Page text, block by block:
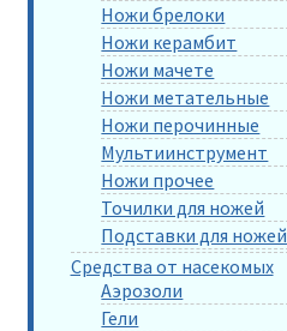
Ножи брелоки
Ножи керамбит
Ножи мачете
Ножи метательные
Ножи перочинные
Мультиинструмент
Ножи прочее
Точилки для ножей
Подставки для ножей
Средства от насекомых
Аэрозоли
Гели